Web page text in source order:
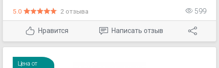
респираторных заболеваний, сопровождающихся
насморком, ощущением заложенности носа,
кашлем. Симптоматическая терапия мышечной боли,
боли в спине, головной боли.
5.0 2 отзыва 599
Нравится Написать отзыв
Цена от